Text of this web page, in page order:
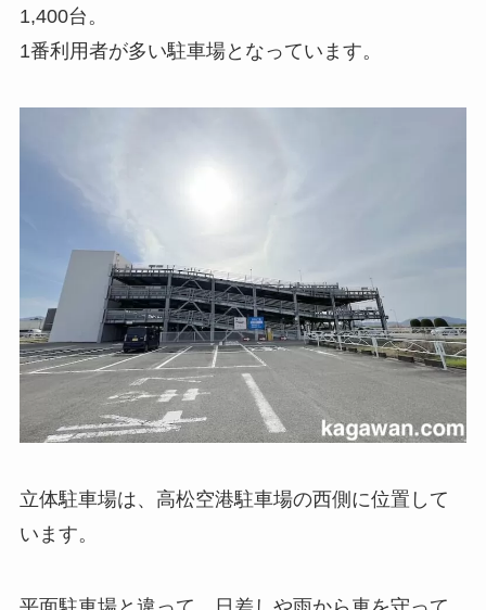
1,400台。
1番利用者が多い駐車場となっています。
立体駐車場は、高松空港駐車場の西側に位置して
います。